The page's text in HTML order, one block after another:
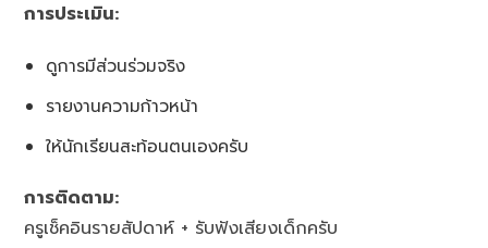
การประเมิน:
ดูการมีส่วนร่วมจริง
รายงานความก้าวหน้า
ให้นักเรียนสะท้อนตนเองครับ
การติดตาม:
ครูเช็คอินรายสัปดาห์ + รับฟังเสียงเด็กครับ